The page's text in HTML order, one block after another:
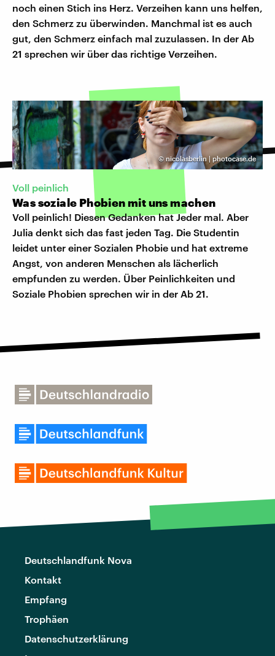
noch einen Stich ins Herz. Verzeihen kann uns helfen,
den Schmerz zu überwinden. Manchmal ist es auch
gut, den Schmerz einfach mal zuzulassen. In der Ab
21 sprechen wir über das richtige Verzeihen.
© nicolasberlin | photocase.de
Voll peinlich
Was soziale Phobien mit uns machen
Voll peinlich! Diesen Gedanken hat Jeder mal. Aber
Julia denkt sich das fast jeden Tag. Die Studentin
leidet unter einer Sozialen Phobie und hat extreme
Angst, von anderen Menschen als lächerlich
empfunden zu werden. Über Peinlichkeiten und
Soziale Phobien sprechen wir in der Ab 21.
Deutschlandfunk Nova
Kontakt
Empfang
Trophäen
Datenschutzerklärung